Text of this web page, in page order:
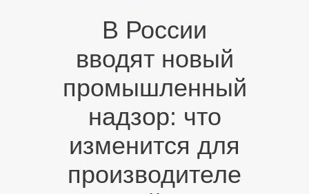
В России
вводят новый
промышленный
надзор: что
изменится для
производителе
ГЛАВНАЯ
О КОМПАНИИ
НОВОСТИ
КАРЬЕРА
ПАРТНЕРЫ
КОНТАКТЫ